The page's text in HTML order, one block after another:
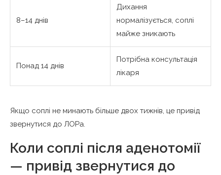
8–14 днів
Дихання
нормалізується, соплі
майже зникають
Понад 14 днів
Потрібна консультація
лікаря
Якщо соплі не минають більше двох тижнів, це привід
звернутися до ЛОРа.
Коли соплі після аденотомії
— привід звернутися до